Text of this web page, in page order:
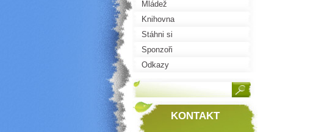
Mládež
Knihovna
Stáhni si
Sponzoři
Odkazy
KONTAKT